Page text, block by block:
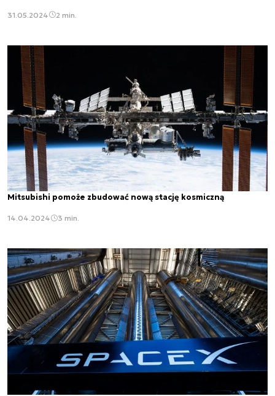
31.05.2024 2 min.
Mitsubishi pomoże zbudować nową stację kosmiczną
14.04.2024 3 min.